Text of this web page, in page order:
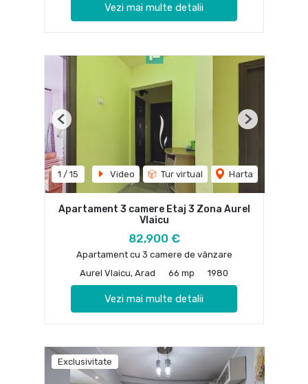
Vezi mai multe detalii
1 / 15 Video Tur virtual Harta
Previous Next
Apartament 3 camere Etaj 3 Zona Aurel
Vlaicu
82,900 €
Apartament cu 3 camere de vânzare
Aurel Vlaicu, Arad
66 mp 1980
Vezi mai multe detalii
Exclusivitate